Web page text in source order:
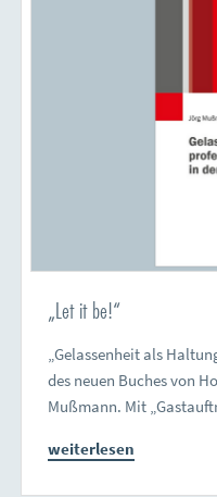
„Let it be!“
„Gelassenheit als
des neuen Buches von
Mußmann. Mit
weiterlesen